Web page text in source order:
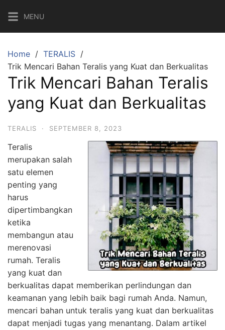
content
MENU
Home
TERALIS
Trik Mencari Bahan Teralis yang Kuat dan Berkualitas
Trik Mencari Bahan Teralis
yang Kuat dan Berkualitas
TERALIS · SEPTEMBER 8, 2023
Teralis
merupakan salah
satu elemen
penting yang
harus
dipertimbangkan
ketika
membangun atau
merenovasi
rumah. Teralis
yang kuat dan
berkualitas dapat memberikan perlindungan dan
keamanan yang lebih baik bagi rumah Anda. Namun,
mencari bahan untuk teralis yang kuat dan berkualitas
dapat menjadi tugas yang menantang. Dalam artikel